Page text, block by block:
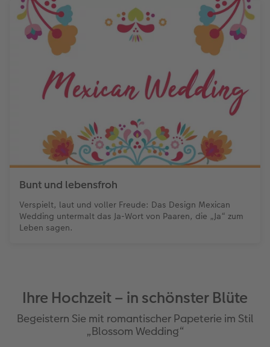
Bunt und lebensfroh
Verspielt, laut und voller Freude: Das Design Mexican
Wedding untermalt das Ja-Wort von Paaren, die „Ja“ zum
Leben sagen.
Ihre Hochzeit – in schönster Blüte
Begeistern Sie mit romantischer Papeterie im Stil
„Blossom Wedding“